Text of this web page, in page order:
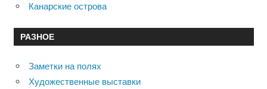
Канарские острова
РАЗНОЕ
Заметки на полях
Художественные выставки